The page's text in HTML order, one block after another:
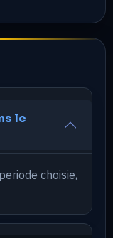
le
choisie,